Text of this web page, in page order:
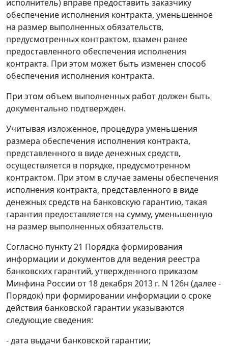
исполнитель) вправе предоставить заказчику
обеспечение исполнения контракта, уменьшенное
на размер выполненных обязательств,
предусмотренных контрактом, взамен ранее
предоставленного обеспечения исполнения
контракта. При этом может быть изменен способ
обеспечения исполнения контракта.
При этом объем выполненных работ должен быть
документально подтвержден.
Учитывая изложенное, процедура уменьшения
размера обеспечения исполнения контракта,
представленного в виде денежных средств,
осуществляется в порядке, предусмотренном
контрактом. При этом в случае замены обеспечения
исполнения контракта, представленного в виде
денежных средств на банковскую гарантию, такая
гарантия предоставляется на сумму, уменьшенную
на размер выполненных обязательств.
Согласно пункту 21 Порядка формирования
информации и документов для ведения реестра
банковских гарантий, утвержденного приказом
Минфина России от 18 декабря 2013 г. N 126н (далее -
Порядок) при формировании информации о сроке
действия банковской гарантии указываются
следующие сведения:
- дата выдачи банковской гарантии;